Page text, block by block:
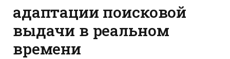
адаптации поисковой
выдачи в реальном
времени